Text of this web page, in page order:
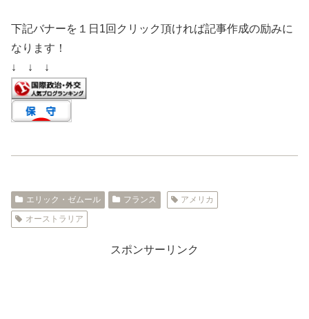
下記バナーを１日1回クリック頂ければ記事作成の励みに
なります！
↓ ↓ ↓
エリック・ゼムール フランス
アメリカ
オーストラリア
スポンサーリンク